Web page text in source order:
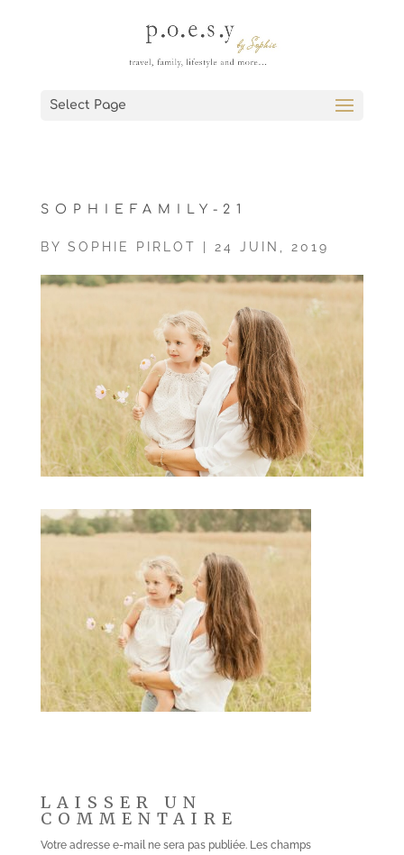
Select Page
SOPHIEFAMILY-21
BY SOPHIE PIRLOT 24 JUIN, 2019
LAISSER UN
COMMENTAIRE
Votre adresse e-mail ne sera pas publiée. Les champs